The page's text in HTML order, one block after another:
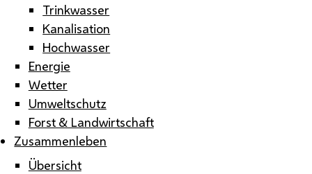
Trinkwasser
Kanalisation
Hochwasser
Energie
Wetter
Umweltschutz
Forst & Landwirtschaft
Zusammenleben
Übersicht